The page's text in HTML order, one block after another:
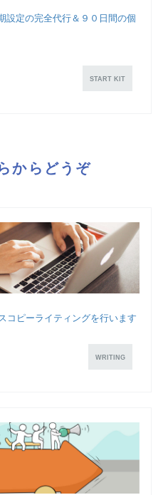
設定の完全代行＆９０日間の個
START KIT
からどうぞ
コピーライティングを行います
WRITING